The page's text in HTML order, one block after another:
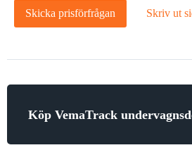
Skicka prisförfrågan Skriv ut
Köp VemaTrack